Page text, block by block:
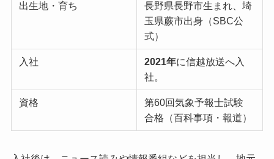
出生地・育ち
長野県長野市生まれ、埼
玉県蕨市出身（SBC公
式）
入社 2021年に信越放送へ入
社。
資格
第60回気象予報士試験
合格（百科事項・報道）